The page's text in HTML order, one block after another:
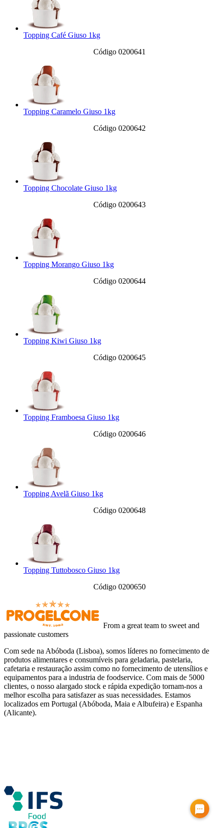
Topping Café Giuso 1kg
Código 0200641
Topping Caramelo Giuso 1kg
Código 0200642
Topping Chocolate Giuso 1kg
Código 0200643
Topping Morango Giuso 1kg
Código 0200644
Topping Kiwi Giuso 1kg
Código 0200645
Topping Framboesa Giuso 1kg
Código 0200646
Topping Avelã Giuso 1kg
Código 0200648
Topping Tuttobosco Giuso 1kg
Código 0200650
From a great team to sweet and
passionate customers
Com sede na Abóboda (Lisboa), somos líderes no fornecimento de
produtos alimentares e consumíveis para geladaria, pastelaria,
cafetaria e restauração assim como no fornecimento de utensílios e
equipamentos para a industria de foodservice. Com mais de 5000
clientes, o nosso alargado stock e rápida expedição tornam-nos a
melhor escolha para satisfazer as suas necessidades. Estamos
localizados em Portugal (Abóboda, Maia e Albufeira) e Espanha
(Alicante).